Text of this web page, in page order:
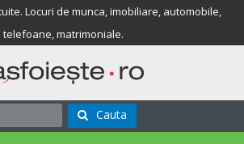
Locuri de munca, imobiliare, automobile,
telefoane, matrimoniale.
Cauta